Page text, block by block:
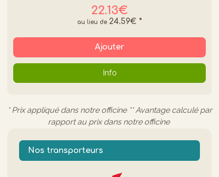
22.13€
24.59€ *
Ajouter
Info
* Prix appliqué dans notre officine ** Avantage calculé par
rapport au prix dans notre officine
Nos transporteurs